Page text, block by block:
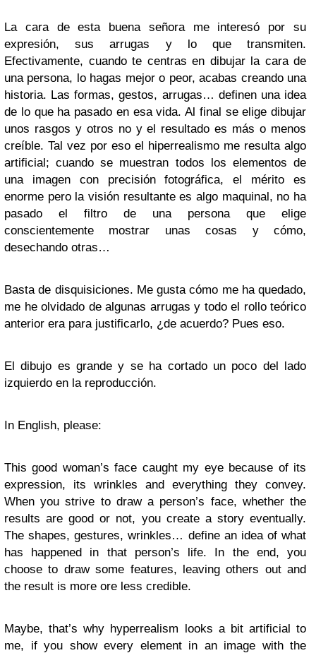
La cara de esta buena señora me interesó por su
expresión, sus arrugas y lo que transmiten.
Efectivamente, cuando te centras en dibujar la cara de
una persona, lo hagas mejor o peor, acabas creando una
historia. Las formas, gestos, arrugas… definen una idea
de lo que ha pasado en esa vida. Al final se elige dibujar
unos rasgos y otros no y el resultado es más o menos
creíble. Tal vez por eso el hiperrealismo me resulta algo
artificial; cuando se muestran todos los elementos de
una imagen con precisión fotográfica, el mérito es
enorme pero la visión resultante es algo maquinal, no ha
pasado el filtro de una persona que elige
conscientemente mostrar unas cosas y cómo,
desechando otras…
Basta de disquisiciones. Me gusta cómo me ha quedado,
me he olvidado de algunas arrugas y todo el rollo teórico
anterior era para justificarlo, ¿de acuerdo? Pues eso.
El dibujo es grande y se ha cortado un poco del lado
izquierdo en la reproducción.
In English, please:
This good woman’s face caught my eye because of its
expression, its wrinkles and everything they convey.
When you strive to draw a person’s face, whether the
results are good or not, you create a story eventually.
The shapes, gestures, wrinkles… define an idea of what
has happened in that person’s life. In the end, you
choose to draw some features, leaving others out and
the result is more ore less credible.
Maybe, that’s why hyperrealism looks a bit artificial to
me, if you show every element in an image with the